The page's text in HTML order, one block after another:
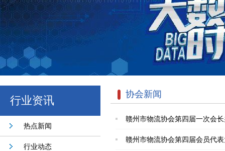
行业资讯
热点新闻
行业动态
协会新闻
赣州市物流协会第四届一次会
赣州市物流协会第四届会员代